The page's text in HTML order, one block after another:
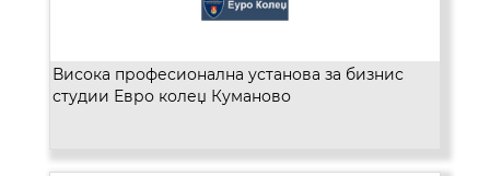
Висока професионална установа за бизнис
студии Евро колеџ Куманово